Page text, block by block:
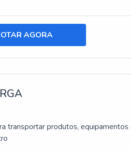
AGORA
transportar produtos, equipamentos